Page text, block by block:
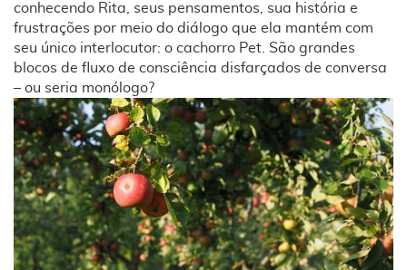
conhecendo Rita, seus pensamentos, sua história e
frustrações por meio do diálogo que ela mantém com
seu único interlocutor: o cachorro Pet. São grandes
blocos de fluxo de consciência disfarçados de conversa
– ou seria monólogo?